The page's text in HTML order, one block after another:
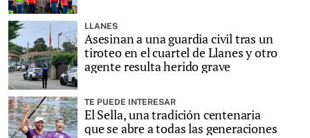
LLANES
Asesinan a una guardia civil tras un
tiroteo en el cuartel de Llanes y otro
agente resulta herido grave
TE PUEDE INTERESAR
El Sella, una tradición centenaria
que se abre a todas las generaciones